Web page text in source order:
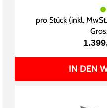
pro Stück (inkl.
IN DEN